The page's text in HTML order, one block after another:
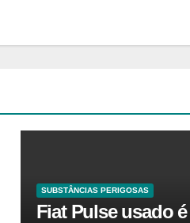
SUBSTÂNCIAS PERIGOSAS
Fiat Pulse usado é